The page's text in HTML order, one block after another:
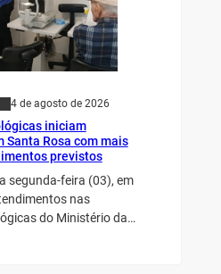
4 de agosto de 2026
iniciam
Santa Rosa com mais
previstos
segunda-feira (03), em
nas
do Ministério da…